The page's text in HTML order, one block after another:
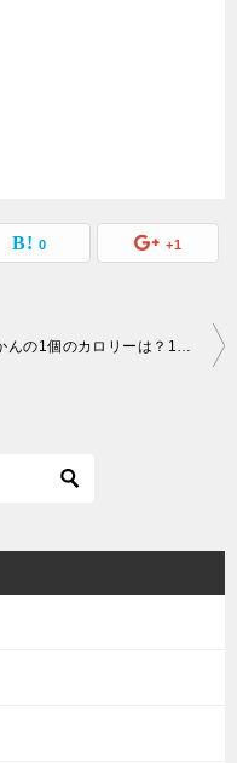
0 +1
みかんの1個のカロリーは？1日何個食べればよい？